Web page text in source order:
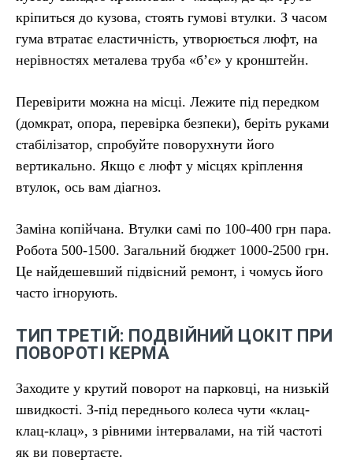
кріпиться до кузова, стоять гумові втулки. З часом
гума втратає еластичність, утворюється люфт, на
нерівностях металева труба «б’є» у кронштейн.
Перевірити можна на місці. Лежите під передком
(домкрат, опора, перевірка безпеки), беріть руками
стабілізатор, спробуйте поворухнути його
вертикально. Якщо є люфт у місцях кріплення
втулок, ось вам діагноз.
Заміна копійчана. Втулки самі по 100-400 грн пара.
Робота 500-1500. Загальний бюджет 1000-2500 грн.
Це найдешевший підвісний ремонт, і чомусь його
часто ігнорують.
ТИП ТРЕТІЙ: ПОДВІЙНИЙ ЦОКІТ ПРИ
ПОВОРОТІ КЕРМА
Заходите у крутий поворот на парковці, на низькій
швидкості. З-під переднього колеса чути «клац-
клац-клац», з рівними інтервалами, на тій частоті
як ви повертаєте.